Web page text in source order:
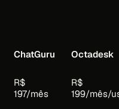
ChatGuru Octadesk
R$
197/mês
R$
199/mês/